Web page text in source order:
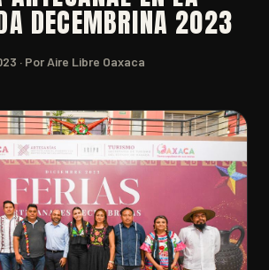
DECEMBRINA 2023
· Por Aire Libre Oaxaca